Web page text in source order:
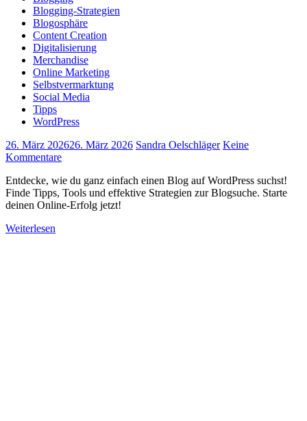
Blogging-Strategien
Blogosphäre
Content Creation
Digitalisierung
Merchandise
Online Marketing
Selbstvermarktung
Social Media
Tipps
WordPress
26. März 202626. März 2026 Sandra Oelschläger Keine
Kommentare
Entdecke, wie du ganz einfach einen Blog auf WordPress suchst!
Finde Tipps, Tools und effektive Strategien zur Blogsuche. Starte
deinen Online-Erfolg jetzt!
Weiterlesen